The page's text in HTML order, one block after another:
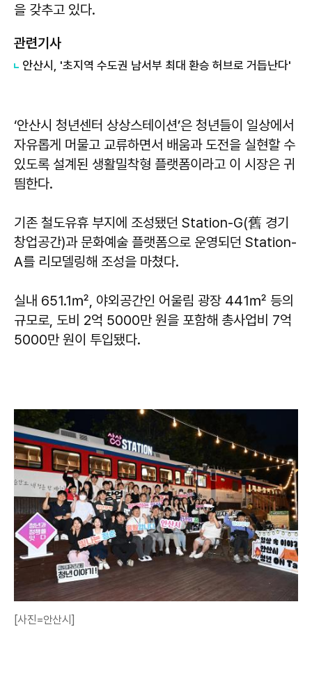
을 갖추고 있다.
관련기사
안산시, '초지역 수도권 남서부 최대 환승 허브로 거듭난다'
‘안산시 청년센터 상상스테이션’은 청년들이 일상에서
자유롭게 머물고 교류하면서 배움과 도전을 실현할 수
있도록 설계된 생활밀착형 플랫폼이라고 이 시장은 귀
띔한다.
기존 철도유휴 부지에 조성됐던 Station-G(舊 경기
창업공간)과 문화예술 플랫폼으로 운영되던 Station-
A를 리모델링해 조성을 마쳤다.
실내 651.1㎡, 야외공간인 어울림 광장 441㎡ 등의
규모로, 도비 2억 5000만 원을 포함해 총사업비 7억
5000만 원이 투입됐다.
[사진=안산시]